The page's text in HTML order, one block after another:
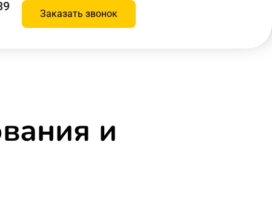
Заказать звонок
и